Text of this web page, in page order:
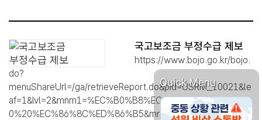
국고보조금 부정수급 제보
https://www.bojo.go.kr/bojo.
do?
menuShareUrl=/ga/retrieveReport.do&pid=USRM_10021&le
af=1&lvl=2&mnm1=%EC%B0%B8%EC%97%AC%EC%99%8
0%20%EC%86%8C%ED%86%B5&mnm2=%EB%B6%80%EC
Quick Menu
중동 상황관련 선원 비